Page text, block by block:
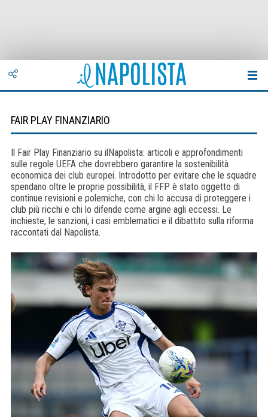
FAIR PLAY FINANZIARIO
Il Fair Play Finanziario su ilNapolista: articoli e approfondimenti
sulle regole UEFA che dovrebbero garantire la sostenibilità
economica dei club europei. Introdotto per evitare che le squadre
spendano oltre le proprie possibilità, il FFP è stato oggetto di
continue revisioni e polemiche, con chi lo accusa di proteggere i
club più ricchi e chi lo difende come argine agli eccessi. Le
inchieste, le sanzioni, i casi emblematici e il dibattito sulla riforma
raccontati dal Napolista.